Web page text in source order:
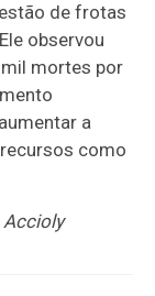
de frotas
observou
mortes por
a
como
Accioly